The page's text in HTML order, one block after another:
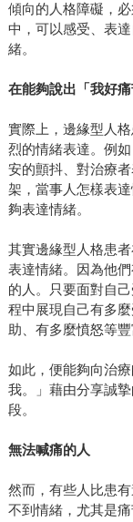
傾向的人格障礙，
中，可以感受、表
緒。
在能夠說出「我好
實際上，邊緣型人
烈的情緒表達。例
安的顫抖、對治療
架，當事人怎樣表
夠表達情緒。
其實邊緣型人格患
表達情緒。因為他
的人。只要面對自
程中展現自己有多
助、有多麼憤怒等豐
如此，便能夠向治
我。」藉由分享誠
段。
無法喊痛的人
然而，有些人比患
不到情緒，尤其是